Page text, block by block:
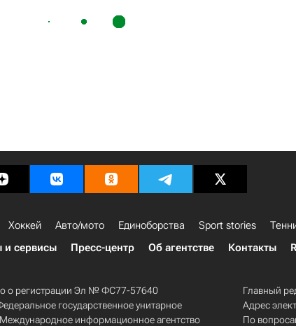
Хоккей Авто/мото Единоборства Sport stories
и сервисы Пресс-центр Об агентстве Контакты
о регистрации Эл № ФС77-57640
государственное унитарное
информационное агентство
Главный
Адрес
По